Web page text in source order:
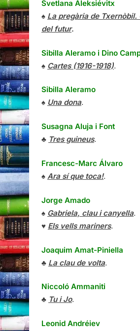
Svetlana Aleksiévitx
♠ La pregària de Txernòbil.
del futur.
Sibilla Aleramo i Dino
♠ Cartes (1916-1918).
Sibilla Aleramo
♠ Una dona.
Susagna Aluja i Font
♣ Tres guineus.
Francesc-Marc Álvaro
♠ Ara sí que toca!.
Jorge Amado
♠ Gabriela, clau i canyella.
♥ Els vells mariners.
Joaquim Amat-Piniella
♣ La clau de volta.
Niccoló Ammaniti
♣ Tu i Jo.
Leonid Andréiev